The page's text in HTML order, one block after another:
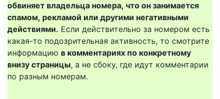
обвиняет владельца номера, что он занимается
спамом, рекламой или другими негативными
действиями. Если действительно за номером есть
какая-то подозрительная активность, то смотрите
информацию в комментариях по конкретному
внизу страницы, а не сбоку, где идут комментарии
по разным номерам.